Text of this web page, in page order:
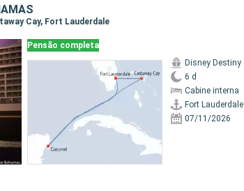
Cay, Fort Lauderdale
Pensão completa
Disney Destiny
6 d
Cabine interna
Fort Lauderdale
07/11/2026